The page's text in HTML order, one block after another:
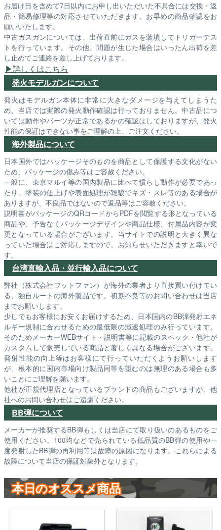
お届け日を含めて7日以内にお申し出いただいた不具合には交換・返
品・簡易修理等の対応させていただきます。お早めの商品確認をお
願いいたします。
中古ガスガンについては、出荷直前にガスを装填してトリガーテス
トを行っています。その他、問題が生じた場合はいったん出荷を差
し止めてご連絡を差し上げております。
詳しくはこちら
発火モデルガンについて
発火はモデルガン本体に非常に大きなダメージを与えてしまうた
め、当店では実際の発火動作確認は行っておりません。中古品につ
いては動作やパーツが正常であるかの確認はしておりますが、発火
性能の保証はできない事をご理解の上、ご注文ください。
海外製品について
日本国外ではパッケージそのものを商品として保護する文化がない
ため、パッケージの傷み等はご容赦ください。
一般に、東京マルイ等の国内製品に比べて慣らし動作が必要であっ
たり、塗装の仕上げや表面処理が雑駁でキズ・スレ等のある場合が
ありますが、不良品ではないので返品等はご容赦ください。
説明書がパッケージのQRコードからPDFを閲覧する形となっている
商品や、予告なくパッケージデザインや商品仕様、付属品内容が変
更となっている場合がございます。当サイトでの説明と大きく異な
っていた場合はご対応しますので、お知らせいただきますと幸いで
す。
台湾直輸入品・並行輸入品について
弊社（株式会社ワットファン）が海外の業者より直接買い付けてい
る、独自ルートの海外製品です。初期不良等のお問い合わせは当店
までお願いします。
少しでもお客様にお安くお届けするため、日本国内のBB弾発射エネ
ルギー規制に合わせるための最低限の減速処理のみ行っています。
そのためメーカーWEBサイト・説明書等に記載のスペック・他社が
カスタムして販売している商品と著しく異なる場合がございます。
発射性能の向上等はお客様にて行っていただくようお願いします
が、根本的に国内市場向け製品同等を望むのは無理のある場合も多
いことにご理解を願います。
他社が正規代理店となっているブランドの商品もございますが、他
社へのお問い合わせはご遠慮ください。
BB弾について
メーカーが推奨するBB弾もしくは当店にて取り扱いのあるものをご
使用ください。100均などで売られている低品質のBB弾の使用や一
度発射したBB弾の再利用等は故障の原因になります。これらによる
故障について当店の保証対象外となります。
本日のオススメ商品